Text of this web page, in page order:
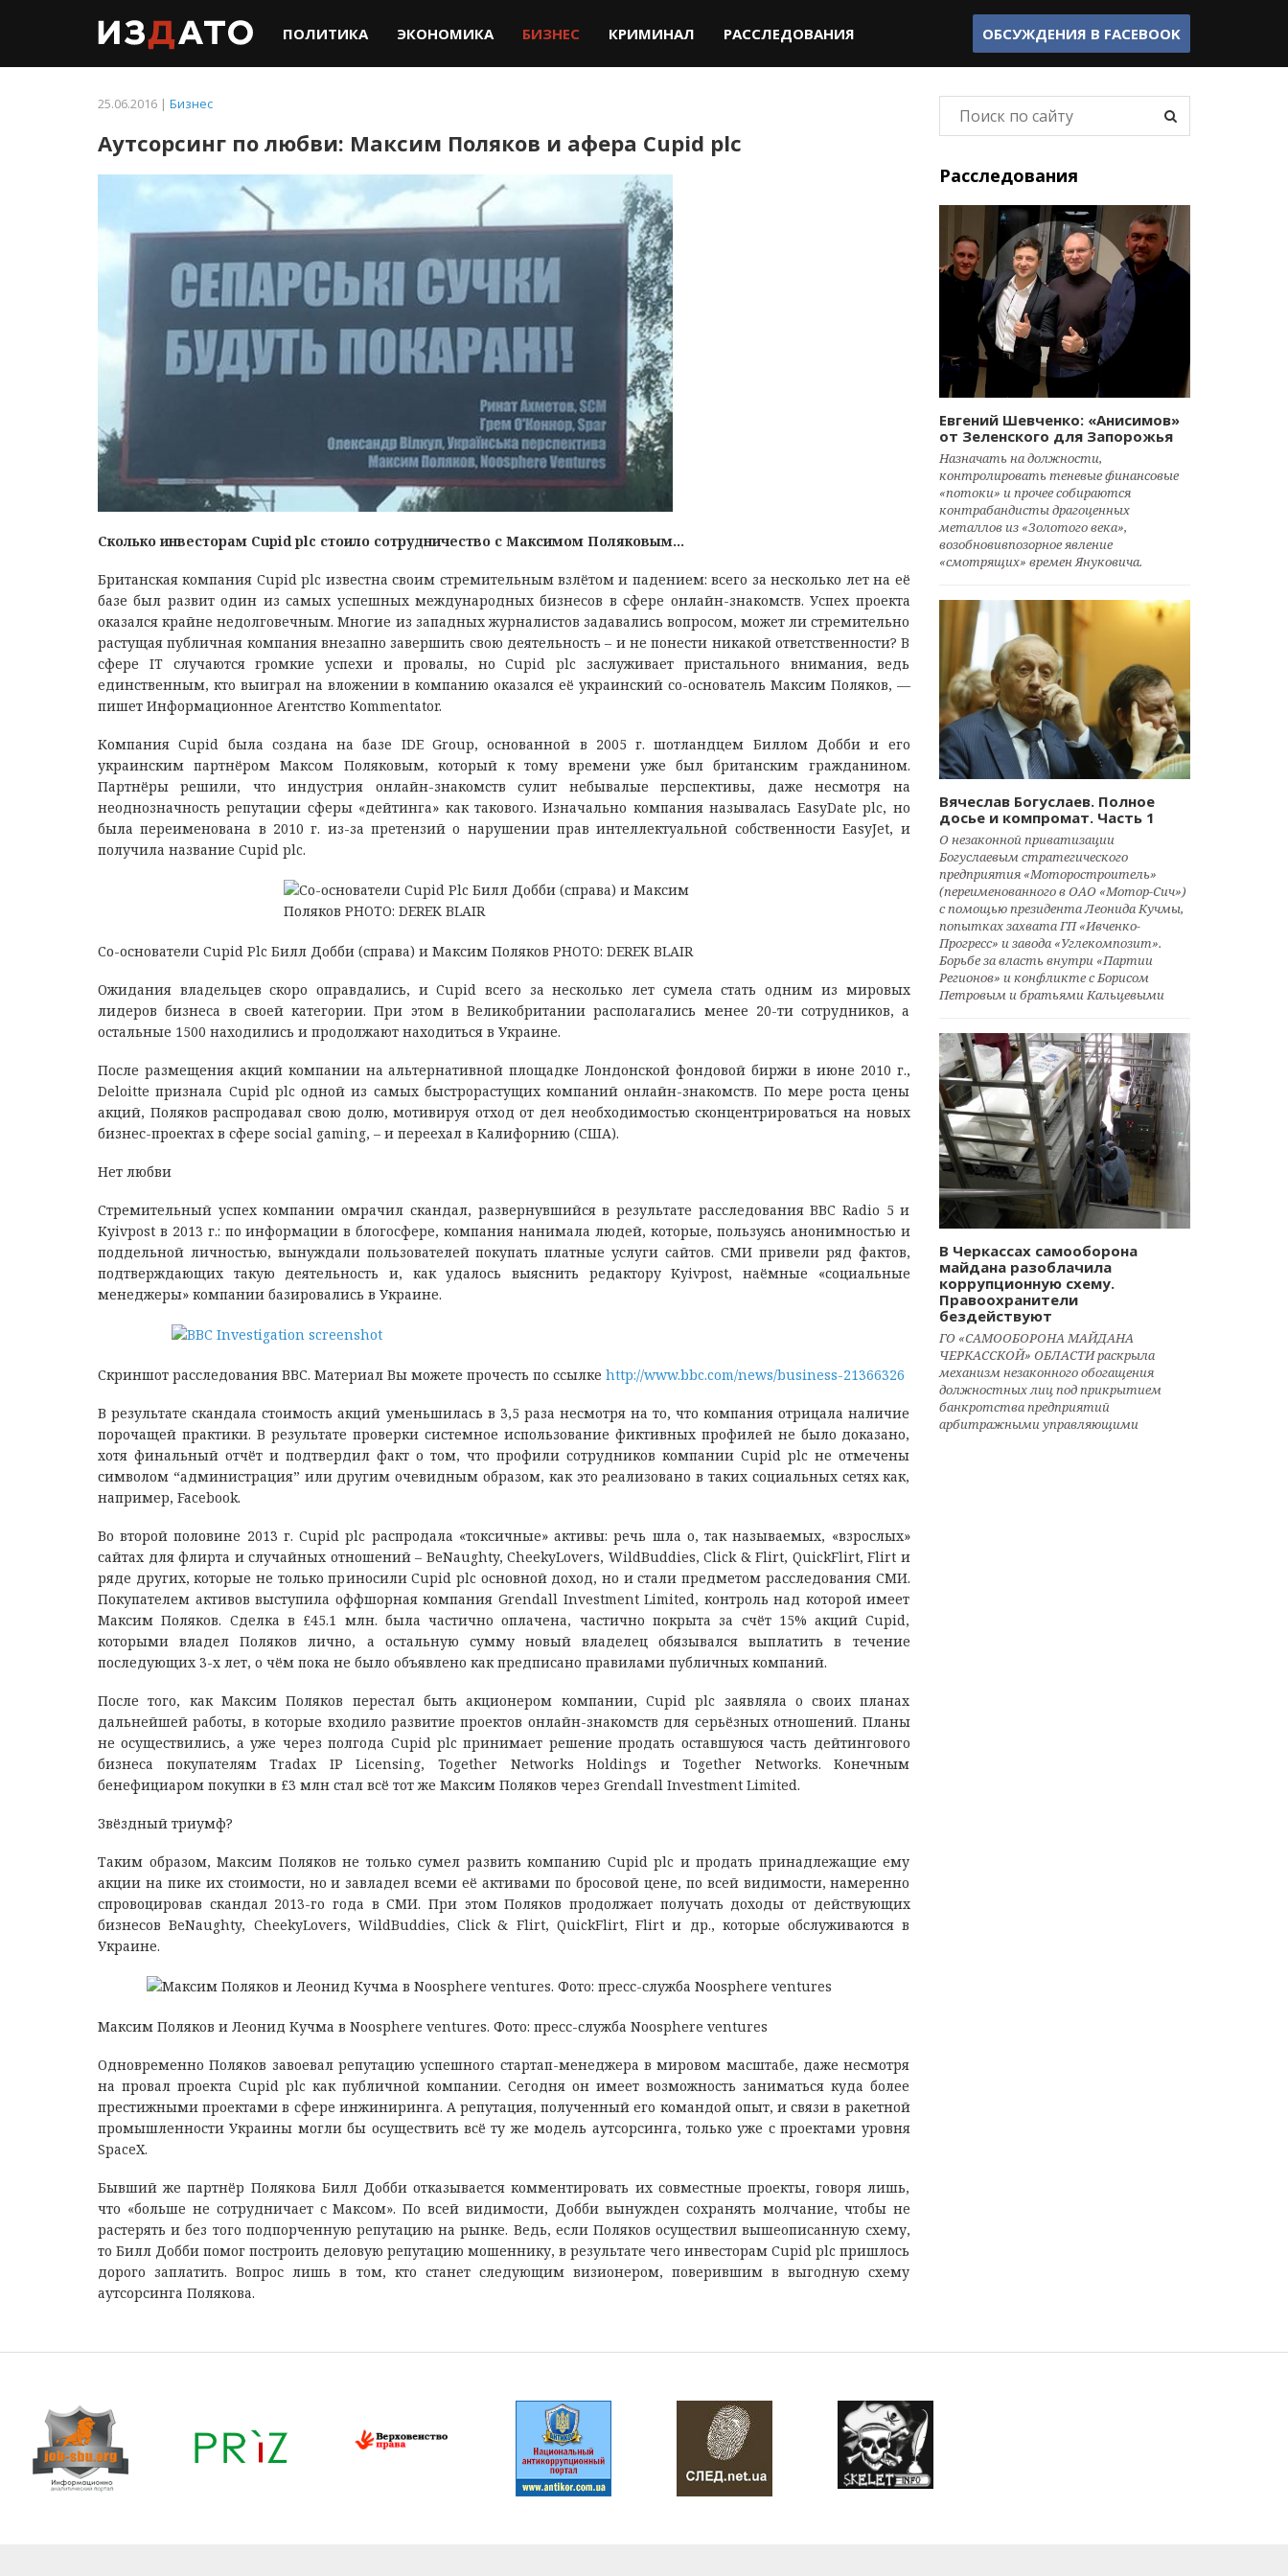
ПОЛИТИКА ЭКОНОМИКА БИЗНЕС КРИМИНАЛ РАССЛЕДОВАНИЯ ОБСУЖДЕНИЯ В FACEBOOK
25.06.2016 | Бизнес
Аутсорсинг по любви: Максим Поляков и афера Сupid plc
Сколько инвесторам Сupid plc стоило сотрудничество с Максимом Поляковым…
Британская компания Cupid plc известна своим стремительным взлётом и падением: всего за несколько лет на её
базе был развит один из самых успешных международных бизнесов в сфере онлайн-знакомств. Успех проекта
оказался крайне недолговечным. Многие из западных журналистов задавались вопросом, может ли стремительно
растущая публичная компания внезапно завершить свою деятельность – и не понести никакой ответственности? В
сфере IT случаются громкие успехи и провалы, но Cupid plc заслуживает пристального внимания, ведь
единственным, кто выиграл на вложении в компанию оказался её украинский со-основатель Максим Поляков, —
пишет Информационное Агентство Kommentator.
Компания Cupid была создана на базе IDE Group, основанной в 2005 г. шотландцем Биллом Добби и его
украинским партнёром Максом Поляковым, который к тому времени уже был британским гражданином.
Партнёры решили, что индустрия онлайн-знакомств сулит небывалые перспективы, даже несмотря на
неоднозначность репутации сферы «дейтинга» как такового. Изначально компания называлась EasyDate plc, но
была переименована в 2010 г. из-за претензий о нарушении прав интеллектуальной собственности EasyJet, и
получила название Cupid plc.
Со-основатели Cupid Plc Билл Добби (справа) и Максим Поляков PHOTO: DEREK BLAIR
Ожидания владельцев скоро оправдались, и Cupid всего за несколько лет сумела стать одним из мировых
лидеров бизнеса в своей категории. При этом в Великобритании располагались менее 20-ти сотрудников, а
остальные 1500 находились и продолжают находиться в Украине.
После размещения акций компании на альтернативной площадке Лондонской фондовой биржи в июне 2010 г.,
Deloitte признала Cupid plc одной из самых быстрорастущих компаний онлайн-знакомств. По мере роста цены
акций, Поляков распродавал свою долю, мотивируя отход от дел необходимостью сконцентрироваться на новых
бизнес-проектах в сфере social gaming, – и переехал в Калифорнию (США).
Нет любви
Стремительный успех компании омрачил скандал, развернувшийся в результате расследования BBC Radio 5 и
Kyivpost в 2013 г.: по информации в блогосфере, компания нанимала людей, которые, пользуясь анонимностью и
поддельной личностью, вынуждали пользователей покупать платные услуги сайтов. СМИ привели ряд фактов,
подтверждающих такую деятельность и, как удалось выяснить редактору Kyivpost, наёмные «социальные
менеджеры» компании базировались в Украине.
Скриншот расследования ВВС. Материал Вы можете прочесть по ссылке http://www.bbc.com/news/business-21366326
В результате скандала стоимость акций уменьшилась в 3,5 раза несмотря на то, что компания отрицала наличие
порочащей практики. В результате проверки системное использование фиктивных профилей не было доказано,
хотя финальный отчёт и подтвердил факт о том, что профили сотрудников компании Cupid plc не отмечены
символом “администрация” или другим очевидным образом, как это реализовано в таких социальных сетях как,
например, Facebook.
Во второй половине 2013 г. Cupid plc распродала «токсичные» активы: речь шла о, так называемых, «взрослых»
сайтах для флирта и случайных отношений – BeNaughty, CheekyLovers, WildBuddies, Click & Flirt, QuickFlirt, Flirt и
ряде других, которые не только приносили Cupid plc основной доход, но и стали предметом расследования СМИ.
Покупателем активов выступила оффшорная компания Grendall Investment Limited, контроль над которой имеет
Максим Поляков. Сделка в £45.1 млн. была частично оплачена, частично покрыта за счёт 15% акций Cupid,
которыми владел Поляков лично, а остальную сумму новый владелец обязывался выплатить в течение
последующих 3-х лет, о чём пока не было объявлено как предписано правилами публичных компаний.
После того, как Максим Поляков перестал быть акционером компании, Cupid plc заявляла о своих планах
дальнейшей работы, в которые входило развитие проектов онлайн-знакомств для серьёзных отношений. Планы
не осуществились, а уже через полгода Cupid plc принимает решение продать оставшуюся часть дейтингового
бизнеса покупателям Tradax IP Licensing, Together Networks Holdings и Together Networks. Конечным
бенефициаром покупки в £3 млн стал всё тот же Максим Поляков через Grendall Investment Limited.
Звёздный триумф?
Таким образом, Максим Поляков не только сумел развить компанию Cupid plc и продать принадлежащие ему
акции на пике их стоимости, но и завладел всеми её активами по бросовой цене, по всей видимости, намеренно
спровоцировав скандал 2013-го года в СМИ. При этом Поляков продолжает получать доходы от действующих
бизнесов BeNaughty, CheekyLovers, WildBuddies, Click & Flirt, QuickFlirt, Flirt и др., которые обслуживаются в
Украине.
Максим Поляков и Леонид Кучма в Noosphere ventures. Фото: пресс-служба Noosphere ventures
Одновременно Поляков завоевал репутацию успешного стартап-менеджера в мировом масштабе, даже несмотря
на провал проекта Cupid plc как публичной компании. Сегодня он имеет возможность заниматься куда более
престижными проектами в сфере инжиниринга. А репутация, полученный его командой опыт, и связи в ракетной
промышленности Украины могли бы осуществить всё ту же модель аутсорсинга, только уже с проектами уровня
SpaceX.
Бывший же партнёр Полякова Билл Добби отказывается комментировать их совместные проекты, говоря лишь,
что «больше не сотрудничает с Максом». По всей видимости, Добби вынужден сохранять молчание, чтобы не
растерять и без того подпорченную репутацию на рынке. Ведь, если Поляков осуществил вышеописанную схему,
то Билл Добби помог построить деловую репутацию мошеннику, в результате чего инвесторам Cupid plc пришлось
дорого заплатить. Вопрос лишь в том, кто станет следующим визионером, поверившим в выгодную схему
аутсорсинга Полякова.
Расследования
Евгений Шевченко: «Анисимов»
от Зеленского для Запорожья
Назначать на должности,
контролировать теневые финансовые
«потоки» и прочее собираются
контрабандисты драгоценных
металлов из «Золотого века»,
возобновивпозорное явление
«смотрящих» времен Януковича.
Вячеслав Богуслаев. Полное
досье и компромат. Часть 1
О незаконной приватизации
Богуслаевым стратегического
предприятия «Моторостроитель»
(переименованного в ОАО «Мотор-Сич»)
с помощью президента Леонида Кучмы,
попытках захвата ГП «Ивченко-
Прогресс» и завода «Углекомпозит».
Борьбе за власть внутри «Партии
Регионов» и конфликте с Борисом
Петровым и братьями Кальцевыми
В Черкассах самооборона
майдана разоблачила
коррупционную схему.
Правоохранители
бездействуют
ГО «САМООБОРОНА МАЙДАНА
ЧЕРКАССКОЙ» ОБЛАСТИ раскрыла
механизм незаконного обогащения
должностных лиц под прикрытием
банкротства предприятий
арбитражными управляющими